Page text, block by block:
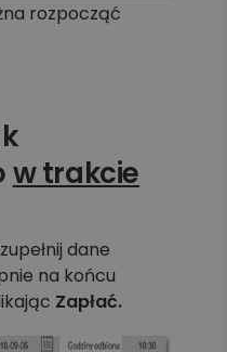
rozpocząć
w trakcie
dane
na końcu
Zapłać.